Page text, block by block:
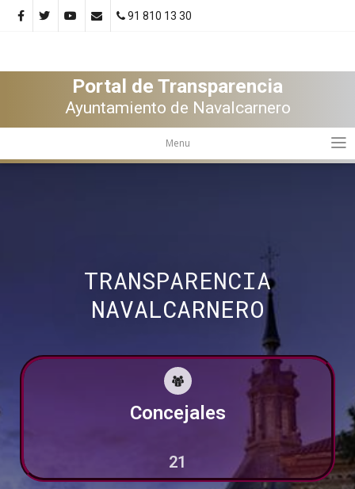
91 810 13 30
Portal de Transparencia
Ayuntamiento de Navalcarnero
Menu
TRANSPARENCIA
NAVALCARNERO
Concejales
21